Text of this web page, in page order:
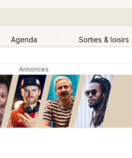
Agenda Sorties & loisirs
événement
Quand ?
Aujourd'hui Demain